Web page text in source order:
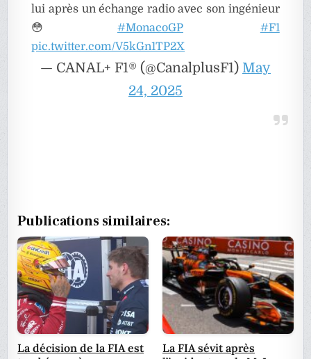
lui après un échange radio avec son ingénieur
😳 #MonacoGP
#F1
pic.twitter.com/V5kGn1TP2X
— CANAL+ F1® (@CanalplusF1) May
24, 2025
Publications similaires:
La décision de la FIA est
La FIA sévit après